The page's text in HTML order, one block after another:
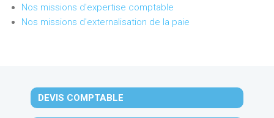
Nos missions d'expertise comptable
Nos missions d'externalisation de la paie
DEVIS COMPTABLE